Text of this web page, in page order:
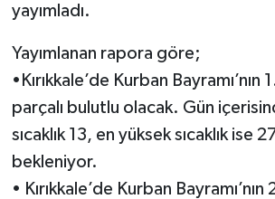
yayımladı.
Yayımlanan rapora göre;
•Kırıkkale’de Kurban Bayramı’nın
parçalı bulutlu olacak. Gün
sıcaklık 13, en yüksek sıcaklık ise
bekleniyor.
• Kırıkkale’de Kurban